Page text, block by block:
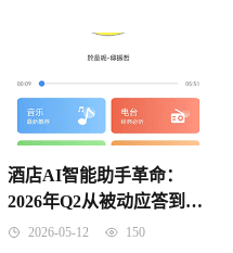
酒店AI智能助手革命：
2026年Q2从被动应答到主
动执行完全指南
2026-05-12 150